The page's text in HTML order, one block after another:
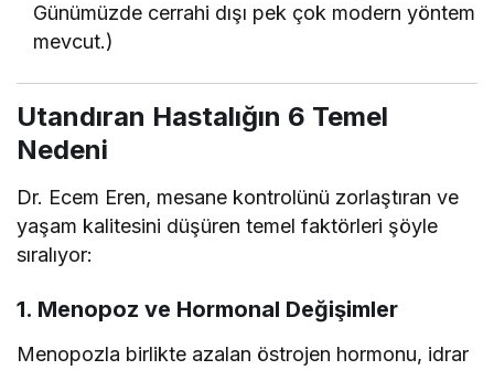
Günümüzde cerrahi dışı pek çok modern yöntem
mevcut.)
Utandıran Hastalığın 6 Temel
Nedeni
Dr. Ecem Eren, mesane kontrolünü zorlaştıran ve
yaşam kalitesini düşüren temel faktörleri şöyle
sıralıyor:
1. Menopoz ve Hormonal Değişimler
Menopozla birlikte azalan östrojen hormonu, idrar